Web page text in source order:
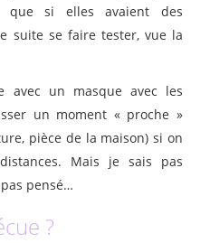
que si elles avaient des
suite se faire tester, vue la
avec un masque avec les
un moment « proche »
pièce de la maison) si on
Mais je sais pas
pensé…
?